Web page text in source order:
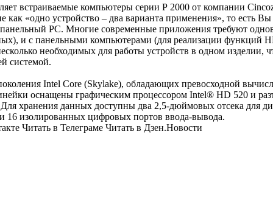
встраиваемые компьютеры серии Р 2000 от компании
как «одно устройство – два варианта применения», то есть
PC. Многие современные приложения требуют
и с панельными компьютерами (для реализации функций
необходимых для работы устройств в одном изделии,
системой.
Intel Core (Skylake), обладающих превосходной
оснащены графическим процессором Intel® HD 520 и
хранения данных доступны два 2,5-дюймовых отсека для
16 изолированных цифровых портов ввода-вывода.
Читать в Телеграме Читать в Дзен.Новости